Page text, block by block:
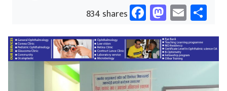
834 shares Facebook
Email